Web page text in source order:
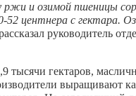
и озимой пшеницы
52 центнера с гектара.
руководитель
тысячи гектаров,
выращивают